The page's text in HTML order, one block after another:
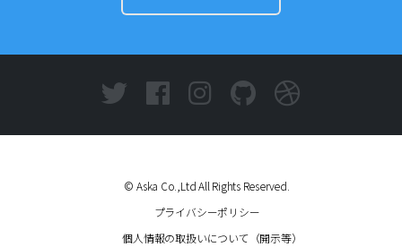
© Aska Co.,Ltd All Rights Reserved.
プライバシーポリシー
個人情報の取扱いについて（開示等）